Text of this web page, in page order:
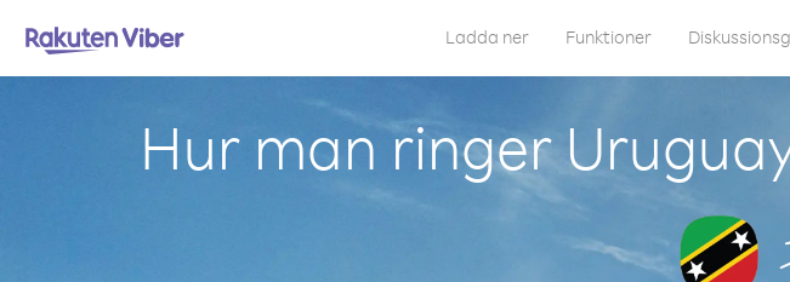
Ladda ner Funktioner
Hur man ringer